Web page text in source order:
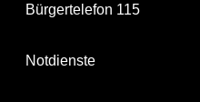
Bürgertelefon 115
Notdienste